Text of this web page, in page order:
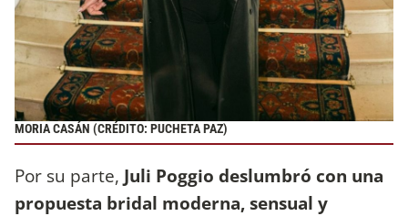
MORIA CASÁN (CRÉDITO: PUCHETA PAZ)
Por su parte, Juli Poggio deslumbró con una
propuesta bridal moderna, sensual y